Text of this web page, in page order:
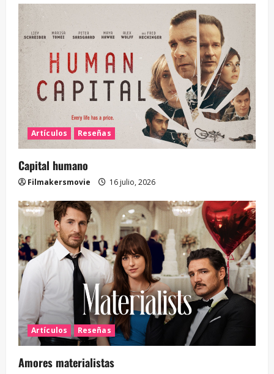
Artículos Reseñas
Capital humano
Filmakersmovie 16 julio, 2026
Artículos Reseñas
Amores materialistas